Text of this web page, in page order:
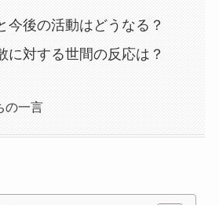
今後の活動はどうなる？
に対する世間の反応は？
の一言